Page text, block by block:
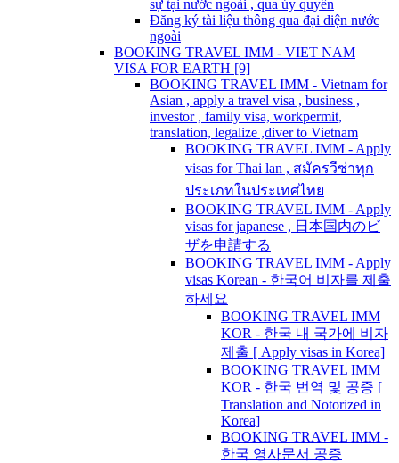
sự tại nước ngoài , qua ủy quyền
Đăng ký tài liệu thông qua đại diện nước
ngoài
BOOKING TRAVEL IMM - VIET NAM
VISA FOR EARTH [9]
BOOKING TRAVEL IMM - Vietnam for
Asian , apply a travel visa , business ,
investor , family visa, workpermit,
translation, legalize ,diver to Vietnam
BOOKING TRAVEL IMM - Apply
visas for Thai lan , สมัครวีซ่าทุก
ประเภทในประเทศไทย
BOOKING TRAVEL IMM - Apply
visas for japanese , 日本国内のビ
ザを申請する
BOOKING TRAVEL IMM - Apply
visas Korean - 한국어 비자를 제출
하세요
BOOKING TRAVEL IMM
KOR - 한국 내 국가에 비자
제출 [ Apply visas in Korea]
BOOKING TRAVEL IMM
KOR - 한국 번역 및 공증 [
Translation and Notorized in
Korea]
BOOKING TRAVEL IMM -
한국 영사문서 공증